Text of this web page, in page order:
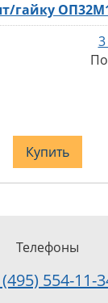
гайку
Купить
Телефоны
554-11-